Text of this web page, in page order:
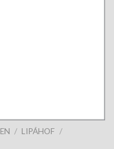
/ LIPÁHOF /